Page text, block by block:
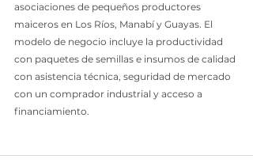
asociaciones de pequeños productores
maiceros en Los Ríos, Manabí y Guayas. El
modelo de negocio incluye la productividad
con paquetes de semillas e insumos de calidad
con asistencia técnica, seguridad de mercado
con un comprador industrial y acceso a
financiamiento.